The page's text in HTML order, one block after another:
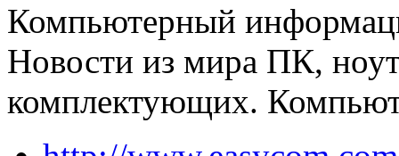
Компьютерный
Новости из мира ПК,
комплектующих.